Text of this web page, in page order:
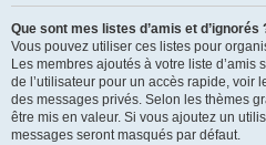
Que sont mes listes d’amis et d’ignorés
Vous pouvez utiliser ces listes pour
Les membres ajoutés à votre liste d’amis
de l’utilisateur pour un accès rapide, voir
des messages privés. Selon les thèmes
être mis en valeur. Si vous ajoutez un
messages seront masqués par défaut.